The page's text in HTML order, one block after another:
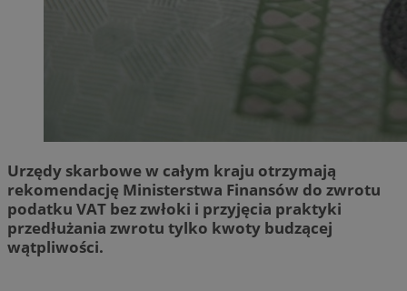
Urzędy skarbowe w całym kraju otrzymają
rekomendację Ministerstwa Finansów do zwrotu
podatku VAT bez zwłoki i przyjęcia praktyki
przedłużania zwrotu tylko kwoty budzącej
wątpliwości.